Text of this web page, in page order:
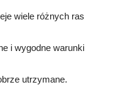
wiele różnych ras
i wygodne warunki
utrzymane.